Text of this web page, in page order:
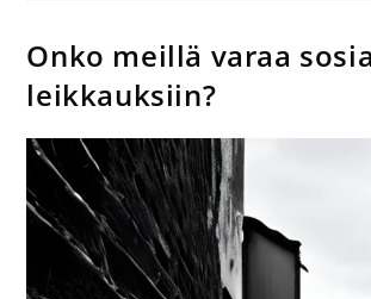
Onko meillä varaa
leikkauksiin?